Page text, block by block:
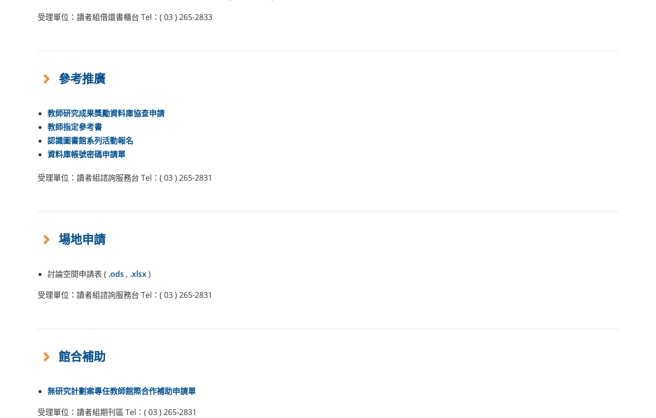
受理單位：讀者組借還書櫃台 Tel：( 03 ) 265-2833
參考推廣
教師研究成果獎勵資料庫協查申請
教師指定參考書
認識圖書館系列活動報名
資料庫帳號密碼申請單
受理單位：讀者組諮詢服務台 Tel：( 03 ) 265-2831
場地申請
討論空間申請表 ( .ods , .xlsx)
受理單位：讀者組諮詢服務台 Tel：( 03 ) 265-2831
館合補助
無研究計劃案專任教師館際合作補助申請單
受理單位：讀者組期刊區 Tel：( 03 ) 265-2831